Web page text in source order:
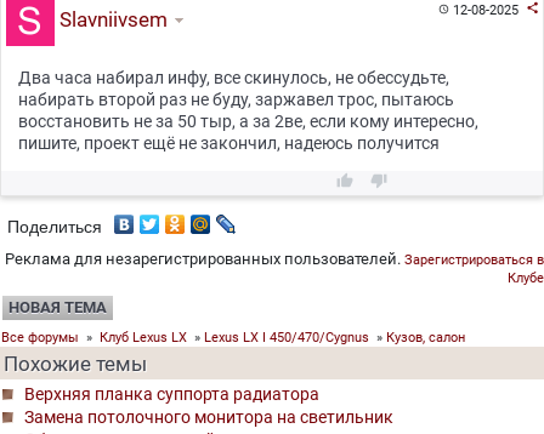
12-08-2025 
Slavniivsem
Два часа набирал инфу, все скинулось, не обессудьте,
набирать второй раз не буду, заржавел трос, пытаюсь
восстановить не за 50 тыр, а за 2ве, если кому интересно,
пишите, проект ещё не закончил, надеюсь получится
 
Поделиться
Реклама для незарегистрированных пользователей. Зарегистрироваться в
Клубе
НОВАЯ ТЕМА
Все форумы » Клуб Lexus LX » Lexus LX I 450/470/Cygnus » Кузов, салон
Похожие темы
Верхняя планка суппорта радиатора
Замена потолочного монитора на светильник